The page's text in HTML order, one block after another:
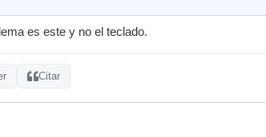
es este y no el teclado.
Citar